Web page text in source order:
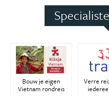
Bouw je eigen
Vietnam rondreis
Verre